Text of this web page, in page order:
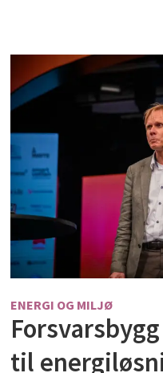
ENERGI OG MILJØ
til